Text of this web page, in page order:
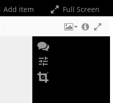
Add item Full Screen
tune